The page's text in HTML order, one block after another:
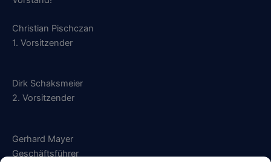
Christian Pischczan
1. Vorsitzender
Dirk Schaksmeier
2. Vorsitzender
Gerhard Mayer
Geschäftsführer